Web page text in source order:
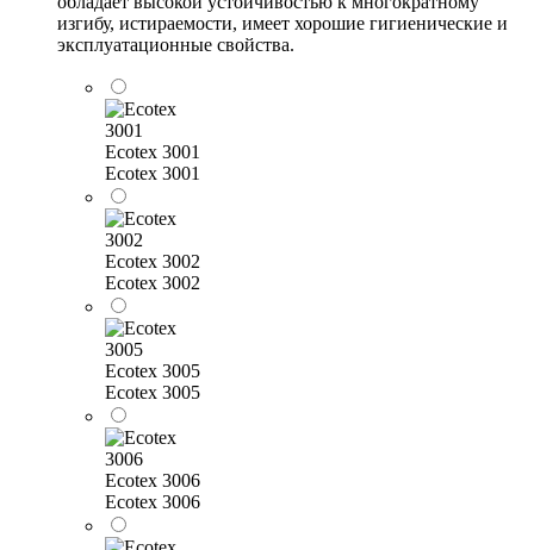
изгибу, истираемости, имеет хорошие гигиенические и
эксплуатационные свойства.
Ecotex 3001
Ecotex 3001
Ecotex 3002
Ecotex 3002
Ecotex 3005
Ecotex 3005
Ecotex 3006
Ecotex 3006